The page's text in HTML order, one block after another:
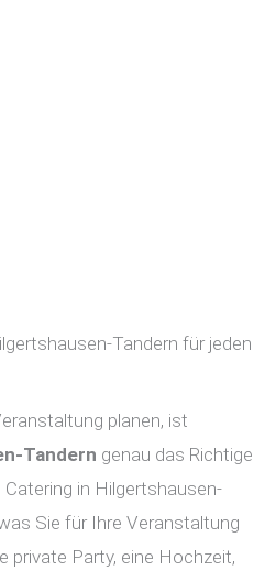
Tandern für jeden
planen, ist
Tandern genau das Richtige
in Hilgertshausen-
Sie für Ihre Veranstaltung
private Party, eine Hochzeit,